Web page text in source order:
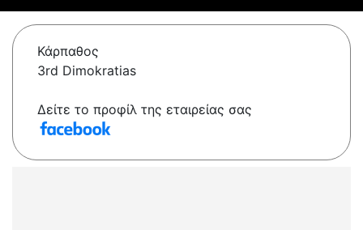
Κάρπαθος
3rd Dimokratias
Δείτε το προφίλ της εταιρείας σας